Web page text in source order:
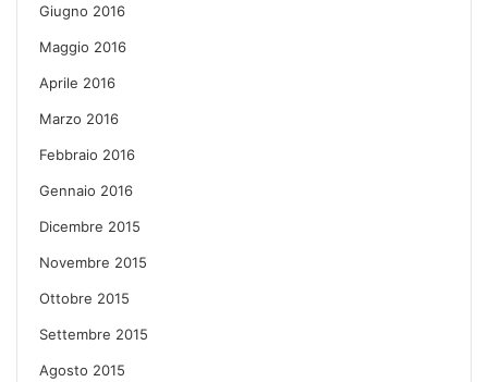
Giugno 2016
Maggio 2016
Aprile 2016
Marzo 2016
Febbraio 2016
Gennaio 2016
Dicembre 2015
Novembre 2015
Ottobre 2015
Settembre 2015
Agosto 2015